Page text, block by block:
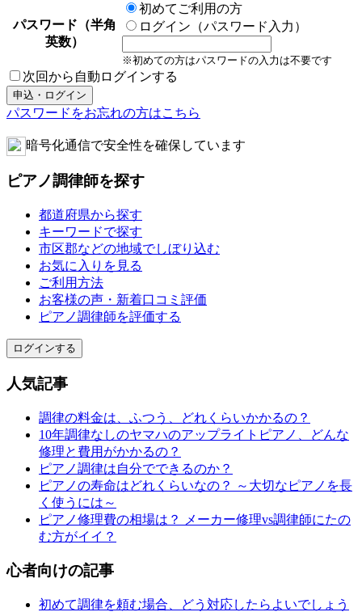
パスワード（半角
英数）
初めてご利用の方
ログイン（パスワード入力）
※初めての方はパスワードの入力は不要です
次回から自動ログインする
パスワードをお忘れの方はこちら
暗号化通信で安全性を確保しています
ピアノ調律師を探す
都道府県から探す
キーワードで探す
市区郡などの地域でしぼり込む
お気に入りを見る
ご利用方法
お客様の声・新着口コミ評価
ピアノ調律師を評価する
ログインする
人気記事
調律の料金は、ふつう、どれくらいかかるの？
10年調律なしのヤマハのアップライトピアノ、どんな
修理と費用がかかるの？
ピアノ調律は自分でできるのか？
ピアノの寿命はどれくらいなの？ ～大切なピアノを長
く使うには～
ピアノ修理費の相場は？ メーカー修理vs調律師にたの
む方がイイ？
心者向けの記事
初めて調律を頼む場合、どう対応したらよいでしょう